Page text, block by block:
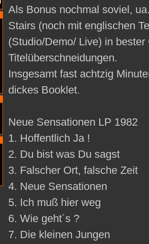
Als Bonus nochmal soviel,
Stairs (noch mit englischen
(Studio/Demo/ Live) in bester
Titelüberschneidungen.
Insgesamt fast achtzig
dickes Booklet.
Neue Sensationen LP 1982
1. Hoffentlich Ja !
2. Du bist was Du sagst
3. Falscher Ort, falsche Zeit
4. Neue Sensationen
5. Ich muß hier weg
6. Wie geht´s ?
7. Die kleinen Jungen